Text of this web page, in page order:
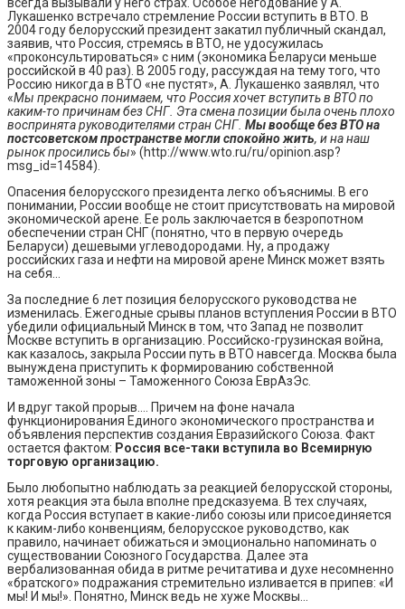
Лукашенко встречало стремление России вступить в ВТО. В
2004 году белорусский президент закатил публичный скандал,
заявив, что Россия, стремясь в ВТО, не удосужилась
«проконсультироваться» с ним (экономика Беларуси меньше
российской в 40 раз). В 2005 году, рассуждая на тему того, что
Россию никогда в ВТО «не пустят», А. Лукашенко заявлял, что
«Мы прекрасно понимаем, что Россия хочет вступить в ВТО по
каким-то причинам без СНГ. Эта смена позиции была очень плохо
воспринята руководителями стран СНГ. Мы вообще без ВТО на
постсоветском пространстве могли спокойно жить, и на наш
рынок просились бы» (http://www.wto.ru/ru/opinion.asp?
msg_id=14584).
Опасения белорусского президента легко объяснимы. В его
понимании, России вообще не стоит присутствовать на мировой
экономической арене. Ее роль заключается в безропотном
обеспечении стран СНГ (понятно, что в первую очередь
Беларуси) дешевыми углеводородами. Ну, а продажу
российских газа и нефти на мировой арене Минск может взять
на себя…
За последние 6 лет позиция белорусского руководства не
изменилась. Ежегодные срывы планов вступления России в ВТО
убедили официальный Минск в том, что Запад не позволит
Москве вступить в организацию. Российско-грузинская война,
как казалось, закрыла России путь в ВТО навсегда. Москва была
вынуждена приступить к формированию собственной
таможенной зоны – Таможенного Союза ЕврАзЭс.
И вдруг такой прорыв.… Причем на фоне начала
функционирования Единого экономического пространства и
объявления перспектив создания Евразийского Союза. Факт
остается фактом: Россия все-таки вступила во Всемирную
торговую организацию.
Было любопытно наблюдать за реакцией белорусской стороны,
хотя реакция эта была вполне предсказуема. В тех случаях,
когда Россия вступает в какие-либо союзы или присоединяется
к каким-либо конвенциям, белорусское руководство, как
правило, начинает обижаться и эмоционально напоминать о
существовании Союзного Государства. Далее эта
вербализованная обида в ритме речитатива и духе несомненно
«братского» подражания стремительно изливается в припев: «И
мы! И мы!». Понятно, Минск ведь не хуже Москвы…